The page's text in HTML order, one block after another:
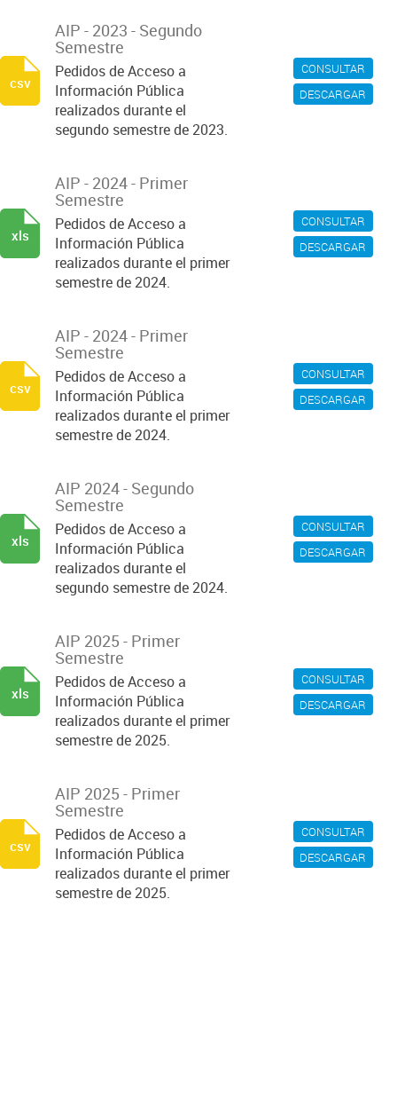
CONSULTAR
DESCARGAR
AIP - 2023 - Segundo
Semestre
Pedidos de Acceso a
Información Pública
realizados durante el
segundo semestre de 2023.
csv
CONSULTAR
DESCARGAR
AIP - 2024 - Primer
Semestre
Pedidos de Acceso a
Información Pública
realizados durante el primer
semestre de 2024.
xls
CONSULTAR
DESCARGAR
AIP - 2024 - Primer
Semestre
Pedidos de Acceso a
Información Pública
realizados durante el primer
semestre de 2024.
csv
CONSULTAR
DESCARGAR
AIP 2024 - Segundo
Semestre
Pedidos de Acceso a
Información Pública
realizados durante el
segundo semestre de 2024.
xls
CONSULTAR
DESCARGAR
AIP 2025 - Primer
Semestre
Pedidos de Acceso a
Información Pública
realizados durante el primer
semestre de 2025.
xls
CONSULTAR
DESCARGAR
AIP 2025 - Primer
Semestre
Pedidos de Acceso a
Información Pública
realizados durante el primer
semestre de 2025.
csv